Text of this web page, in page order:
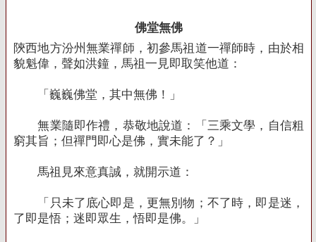
佛堂無佛
陝西地方汾州無業禪師，初參馬祖道一禪師時，由於相
貌魁偉，聲如洪鐘，馬祖一見即取笑他道：
「巍巍佛堂，其中無佛！」
無業隨即作禮，恭敬地說道：「三乘文學，自信粗
窮其旨；但禪門即心是佛，實未能了？」
馬祖見來意真誠，就開示道：
「只未了底心即是，更無別物；不了時，即是迷，
了即是悟；迷即眾生，悟即是佛。」